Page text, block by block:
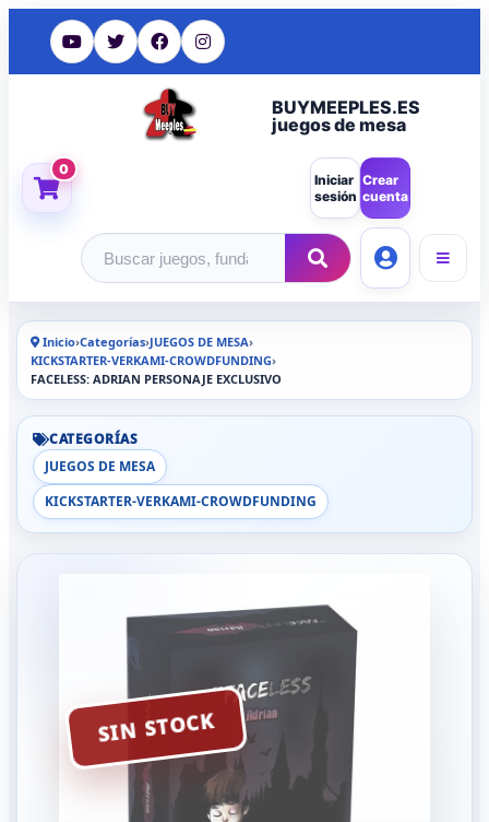
BUYMEEPLES.ES
juegos de mesa
0
Iniciar
sesión
Crear
cuenta
Buscar productos
Inicio›Categorías›JUEGOS DE MESA›
KICKSTARTER-VERKAMI-CROWDFUNDING›
FACELESS: ADRIAN PERSONAJE EXCLUSIVO
CATEGORÍAS
JUEGOS DE MESA
KICKSTARTER-VERKAMI-CROWDFUNDING
SIN STOCK